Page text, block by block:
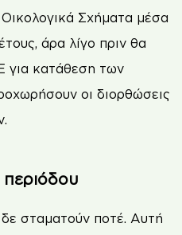
Σχήματα μέσα
άρα λίγο πριν θα
για κατάθεση των
οι διορθώσεις
περιόδου
σταματούν ποτέ. Αυτή